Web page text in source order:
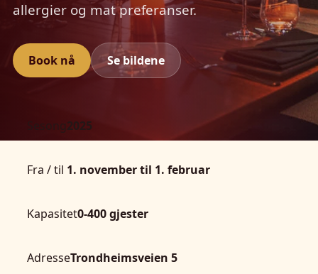
allergier og mat preferanser.
Book nå Se bildene
Sesong2025
Fra / til 1. november til 1. februar
Kapasitet0-400 gjester
AdresseTrondheimsveien 5